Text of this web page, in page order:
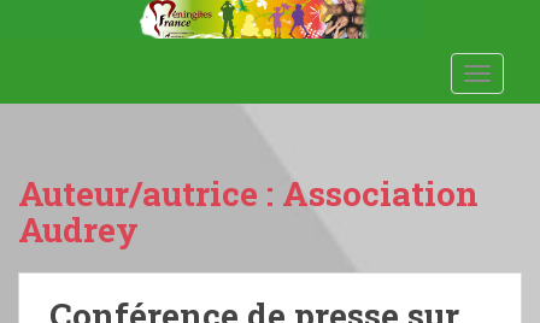
Auteur/autrice : Association
Audrey